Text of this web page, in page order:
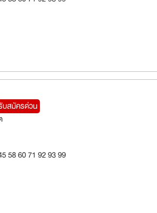
บสมัครด่วน
58 60 71 92 93 99